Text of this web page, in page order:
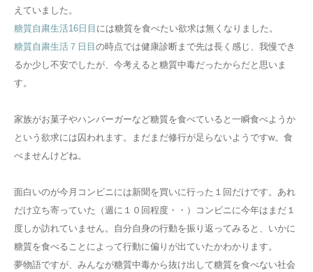
えていました。
糖質自粛生活16日目 には糖質を食べたい欲求は無くなりました。
糖質自粛生活７日目の時点では健康診断まで先は長く感じ、我慢でき
るか少し不安でしたが、今考えると糖質中毒だったからだと思いま
す。
家族がお菓子やハンバーガーなど糖質を食べていると一瞬食べようか
という欲求には囚われます。まだまだ修行が足らないようですw。食
べませんけどね。
面白いのが今月コンビニには新聞を買いに行った１回だけです。あれ
だけ立ち寄っていた（週に１０回程度・・）コンビニに今年はまだ１
度しか訪れていません。自分自身の行動を振り返ってみると、いかに
糖質を食べることによって行動に偏りが出ていたかわかります。
夢物語ですが、みんなが糖質中毒から抜け出して糖質を食べない社会